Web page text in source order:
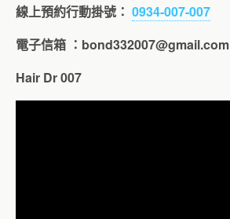
線上預約行動掛號： 0934-007-007
電子信箱 ： bond332007@gmail.com
Hair Dr 007